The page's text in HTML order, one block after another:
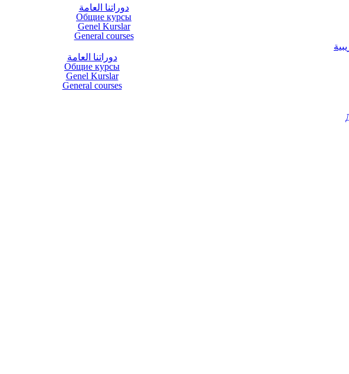
دوراتنا العامة
Общие курсы
Genel Kurslar
General courses
دوراتنا العامة
Общие курсы
Genel Kurslar
General courses